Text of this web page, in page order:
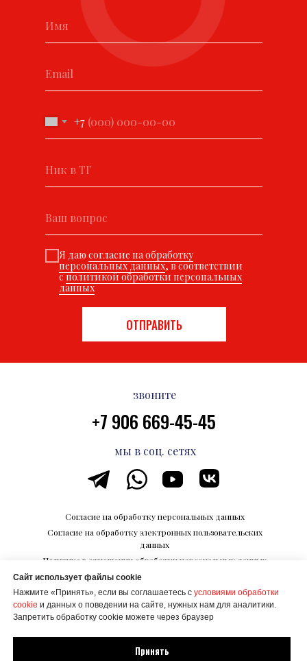
+7
Я даю согласие на обработку
персональных данных, в соответствии
сполитикой обработки персональных
данных
ОТПРАВИТЬ
© ООО "КОРПОРАЦИИ БУДУЩЕГО"
ИНН 6700027506
звоните
+7 906 669-45-45
Каталог впечатлений на Razvedka.World
Политика в отношении обработки персональных данных
Согласие на обработку электронных пользовательских
данных
Согласие на обработку персональных данных
мы в соц. сетях
Создание сайта Mehanik Design
Сайт использует файлы cookie
Нажмите «Принять», если вы соглашаетесь с условиями обработки
cookie и данных о поведении на сайте, нужных нам для аналитики.
Запретить обработку cookie можете через браузер
Принять